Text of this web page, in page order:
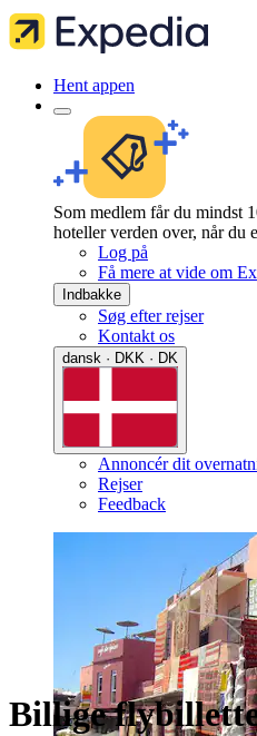
Hent appen
Som medlem får du mindst
hoteller verden over, når du
Log på
Få mere at vide om
Indbakke
Søg efter rejser
Kontakt os
dansk · DKK · DK
Annoncér dit
Rejser
Feedback
Billige